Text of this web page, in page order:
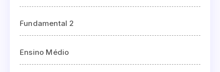
Fundamental 2
Ensino Médio